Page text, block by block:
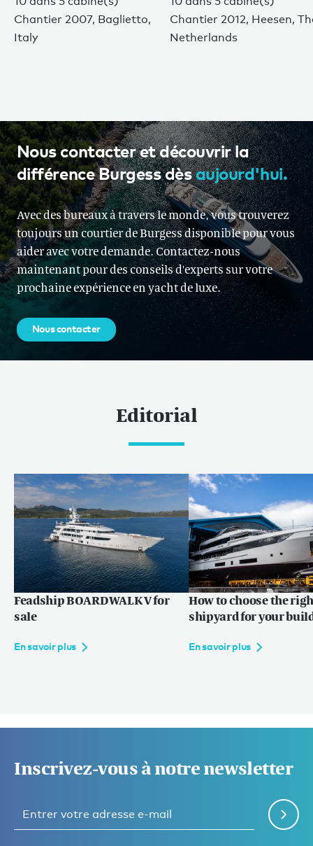
Chantier 2007, Baglietto,
Italy
Chantier 2012, Heesen,
Netherlands
Nous contacter et découvrir la
différence Burgess dèsaujourd'hui.
Avec des bureaux à travers le monde, vous trouverez
toujours un courtier de Burgess disponible pour vous
aider avec votre demande. Contactez-nous
maintenant pour des conseils d'experts sur votre
prochaine expérience en yacht de luxe.
Nous contacter
Editorial
Feadship BOARDWALK V for
sale
En savoir plus
How to choose the
shipyard for your
En savoir plus
Inscrivez-vous à notre newsletter